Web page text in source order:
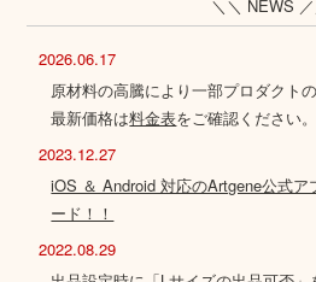
＼＼ NEWS
2026.06.17
原材料の高騰により一部プロダクト
最新価格は料金表をご確認ください。
2023.12.27
iOS ＆ Android 対応のArtgene公式ア
ード！！
2022.08.29